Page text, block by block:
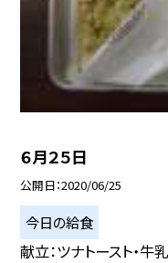
６月２５日
公開日 2020/06/25
今日の給食
献立：ツナトースト・牛